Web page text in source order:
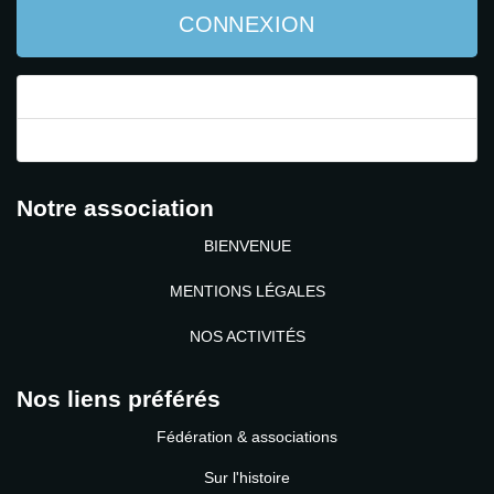
CONNEXION
Notre association
BIENVENUE
MENTIONS LÉGALES
NOS ACTIVITÉS
Nos liens préférés
Fédération & associations
Sur l'histoire